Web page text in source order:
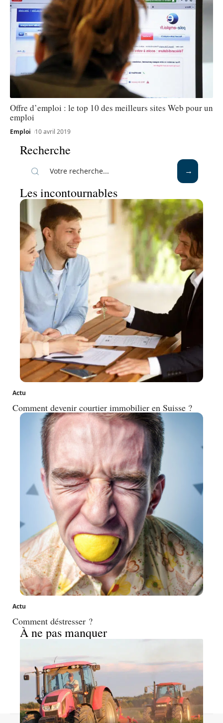
Offre d’emploi : le top 10 des meilleurs sites Web pour un
emploi
Emploi 10 avril 2019
Recherche
Les incontournables
Actu
Comment devenir courtier immobilier en Suisse ?
Actu
Comment déstresser ?
À ne pas manquer